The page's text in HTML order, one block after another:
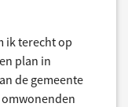
ik terecht op
plan in
de gemeente
omwonenden